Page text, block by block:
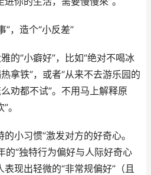
”，造个“小反差”
的“小癖好”，比如“绝对不喝冰
拿铁”，或者“从来不去游乐园的
劝都不试”。不用马上解释原
。
小习惯”激发对方的好奇心。
的“独特行为偏好与人际好奇心
现出轻微的“非常规偏好”（且